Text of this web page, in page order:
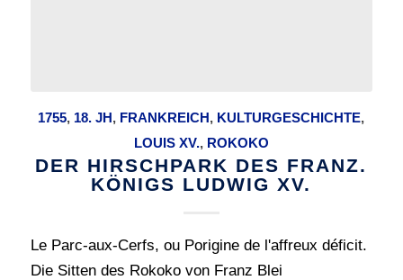
1755, 18. JH, FRANKREICH, KULTURGESCHICHTE,
LOUIS XV., ROKOKO
DER HIRSCHPARK DES FRANZ.
KÖNIGS LUDWIG XV.
Le Parc-aux-Cerfs, ou Porigine de l'affreux déficit.
Die Sitten des Rokoko von Franz Blei